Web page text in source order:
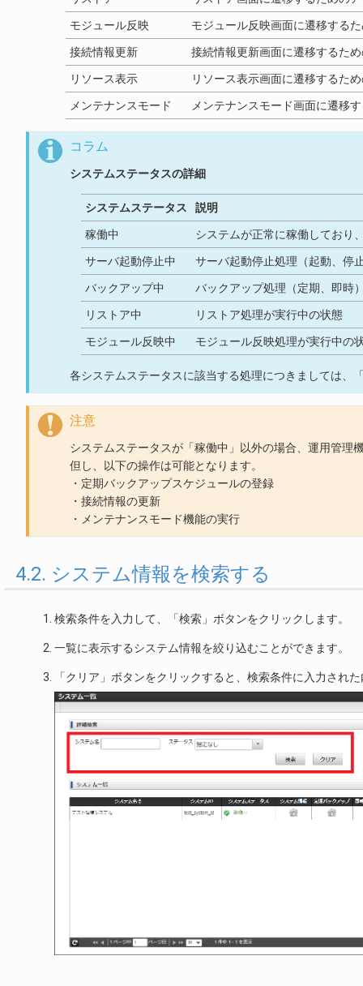
モジュール反映 モジュール反映画面に遷移する
接続情報更新 接続情報更新画面に遷移するた
リソース表示 リソース表示画面に遷移するた
メンテナンスモード メンテナンスモード画面に遷移
コラム
システムステータスの詳細
システムステータス 説明
稼働中 システムが正常に稼働しており
サーバ起動停止中 サーバ起動停止処理（起動、停
バックアップ中 バックアップ処理（定期、即時
リストア中 リストア処理が実行中の状態
モジュール反映中 モジュール反映処理が実行中の
各システムステータスに該当する処理につきましては、
注意
システムステータスが「稼働中」以外の場合、運用管理
但し、以下の操作は可能となります。
・定期バックアップスケジュールの登録
・接続情報の更新
・メンテナンスモード機能の実行
4.2. システム情報を検索する
検索条件を入力して、「検索」ボタンをクリックします。
一覧に表示するシステム情報を絞り込むことができます。
「クリア」ボタンをクリックすると、検索条件に入力され